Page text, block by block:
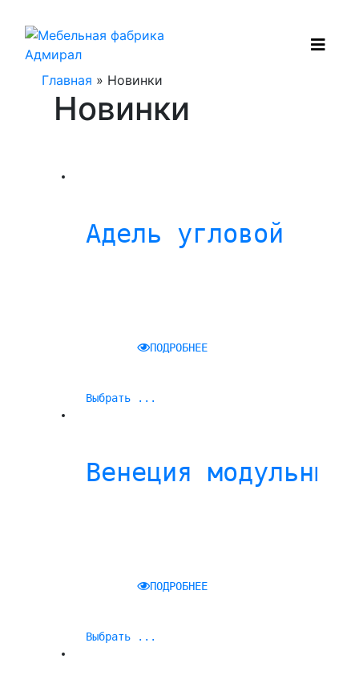
Главная » Новинки
Новинки
Адель угловой
ПОДРОБНЕЕ
Выбрать ...
Венеция модульный
ПОДРОБНЕЕ
Выбрать ...